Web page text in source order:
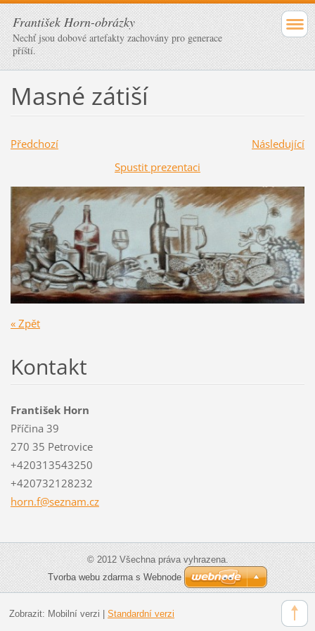
František Horn-obrázky
Nechť jsou dobové artefakty zachovány pro generace
příští.
Masné zátiší
Předchozí
Následující
Spustit prezentaci
« Zpět
Kontakt
František Horn
Příčina 39
270 35 Petrovice
+420313543250
+420732128232
horn.f@seznam.cz
© 2012 Všechna práva vyhrazena.
Tvorba webu zdarma s Webnode
Zobrazit: Mobilní verzi Standardní verzi